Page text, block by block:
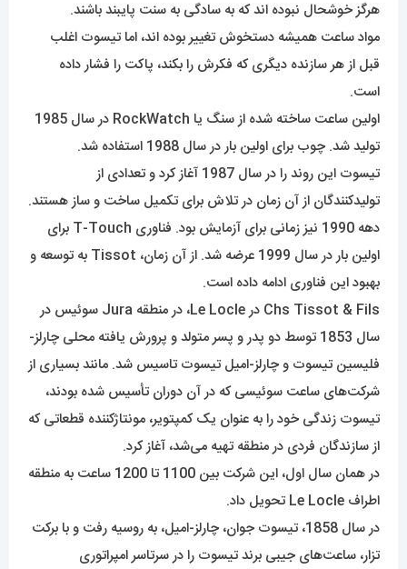
هرگز خوشحال نبوده اند که به سادگی به سنت پایبند باشند.
مواد ساعت همیشه دستخوش تغییر بوده اند، اما تیسوت اغلب
قبل از هر سازنده دیگری که فکرش را بکند، پاکت را فشار داده
است.
اولین ساعت ساخته شده از سنگ یا RockWatch در سال 1985
تولید شد. چوب برای اولین بار در سال 1988 استفاده شد.
تیسوت این روند را در سال 1987 آغاز کرد و تعدادی از
تولیدکنندگان از آن زمان در تلاش برای تکمیل ساخت و ساز هستند.
دهه 1990 نیز زمانی برای آزمایش بود. فناوری T-Touch برای
اولین بار در سال 1999 عرضه شد. از آن زمان، Tissot به توسعه و
بهبود این فناوری ادامه داده است.
Chs Tissot & Fils در Le Locle، در منطقه Jura سوئیس در
سال 1853 توسط دو پدر و پسر متولد و پرورش یافته محلی چارلز-
فلیسین تیسوت و چارلز-امیل تیسوت تاسیس شد. مانند بسیاری از
شرکت‌های ساعت سوئیسی که در آن دوران تأسیس شده بودند،
تیسوت زندگی خود را به عنوان یک کمپتویر، مونتاژکننده قطعاتی که
از سازندگان فردی در منطقه تهیه می‌شد، آغاز کرد.
در همان سال اول، این شرکت بین 1100 تا 1200 ساعت به منطقه
اطراف Le Locle تحویل داد.
در سال 1858، تیسوت جوان، چارلز-امیل، به روسیه رفت و با برکت
تزار، ساعت‌های جیبی برند تیسوت را در سرتاسر امپراتوری